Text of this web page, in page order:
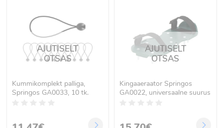
AJUTISELT
OTSAS
Kummikomplekt palliga,
Springos GA0033, 10 tk.
AJUTISELT
OTSAS
Kingaaeraator Springos
GA0022, universaalne suurus